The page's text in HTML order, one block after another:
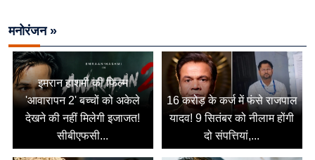
मनोरंजन »
इमरान हाशमी की फिल्म
'आवारापन 2' बच्चों को अकेले
देखने की नहीं मिलेगी इजाजत!
सीबीएफसी...
16 करोड़ के कर्ज में फंसे राजपाल
यादव! 9 सितंबर को नीलाम होंगी
दो संपत्तियां,...